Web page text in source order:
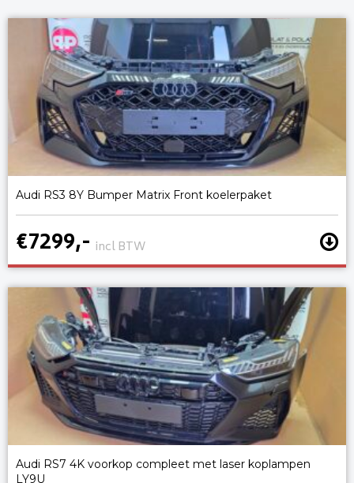
Audi RS3 8Y Bumper Matrix Front koelerpaket
€7299,- incl BTW
Audi RS7 4K voorkop compleet met laser koplampen
LY9U